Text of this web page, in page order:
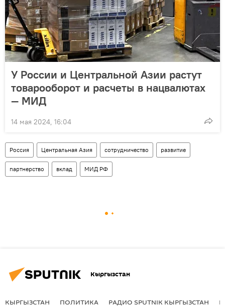
У России и Центральной Азии растут
товарооборот и расчеты в нацвалютах
— МИД
14 мая 2024, 16:04
Россия Центральная Азия сотрудничество развитие
партнерство вклад МИД РФ
Кыргызстан
КЫРГЫЗСТАН ПОЛИТИКА РАДИО SPUTNIK КЫРГЫЗСТАН